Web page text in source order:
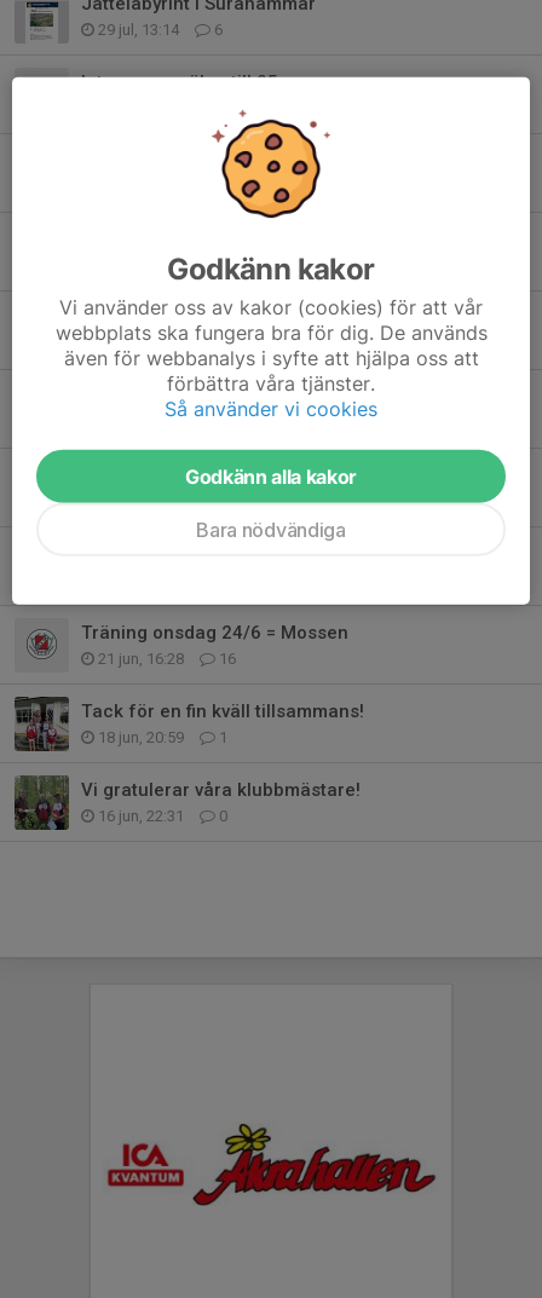
29 jul, 13:14 6
Intresseanmälan till 25-manna
Livet efter O-Ringen - höstens tävlingsstart
9 jul, 21:54 10
Dags för anmälan till Bergslagsserien 2
7 jul, 19:23 7
Träning 8/7 = Ner och upp i full fart!
3 jul, 14:32 18
20 SOK:are deltog i Bergslagsseriens första tävling
2 jul, 11:13 0
Träning onsdag 24/6 = Mossen
21 jun, 16:28 16
Tack för en fin kväll tillsammans!
18 jun, 20:59 1
Vi gratulerar våra klubbmästare!
16 jun, 22:31 0
Godkänn kakor
Vi använder oss av kakor (cookies) för att vår
webbplats ska fungera bra för dig. De används
även för webbanalys i syfte att hjälpa oss att
förbättra våra tjänster.
Så använder vi cookies
Godkänn alla kakor
Bara nödvändiga